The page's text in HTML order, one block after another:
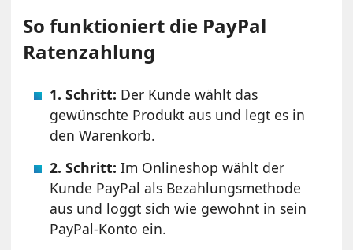
So funktioniert die PayPal
Ratenzahlung
1. Schritt: Der Kunde wählt das
gewünschte Produkt aus und legt es in
den Warenkorb.
2. Schritt: Im Onlineshop wählt der
Kunde PayPal als Bezahlungsmethode
aus und loggt sich wie gewohnt in sein
PayPal-Konto ein.